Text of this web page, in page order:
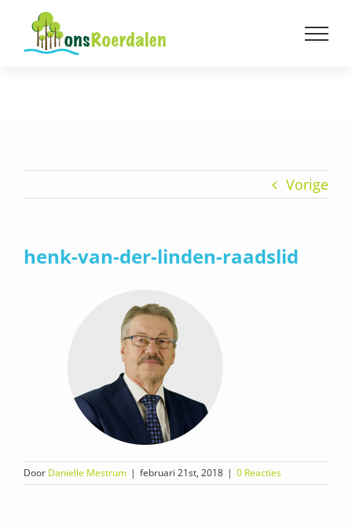
inhoud
Vorige
henk-van-der-linden-raadslid
Door Danielle Mestrum | februari 21st, 2018 | 0 Reacties